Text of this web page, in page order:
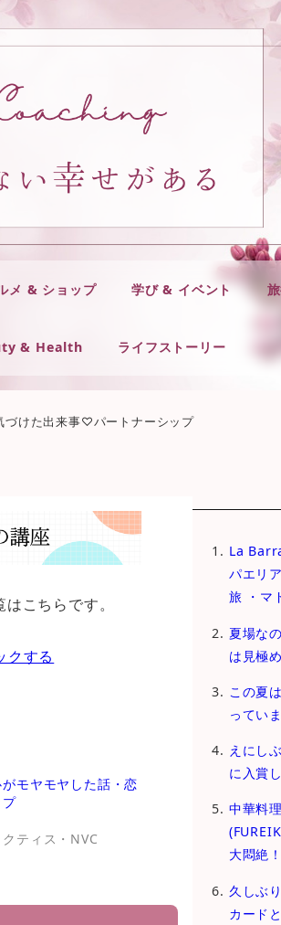
メ & ショップ 学び & イベント
& Health ライフストーリー
づけた出来事♡パートナーシップ
こちらです。
クする
モヤモヤした話・恋
プ
ティス・NVC
La
パエリ
旅 ・マ
夏場な
は見極
この夏
ってい
えにし
に入賞
中華料
大悶絶
久しぶ
カード